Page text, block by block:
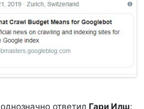
ответил Гари Илш: